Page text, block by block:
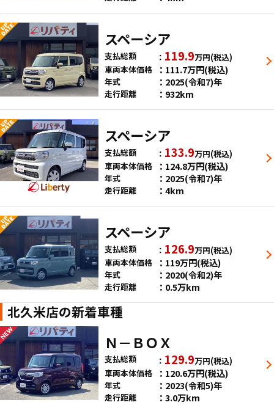
スペーシア
支払総額 119.9万円(税込)
車両本体価格
111.7万円(税込)
年式 2025(令和7)年
走行距離 932km
スペーシア
支払総額 133.9万円(税込)
車両本体価格
124.8万円(税込)
年式 2025(令和7)年
走行距離 4km
スペーシア
支払総額 126.9万円(税込)
車両本体価格
119万円(税込)
年式 2020(令和2)年
走行距離 0.5万km
北久米店の新着車種
Ｎ－ＢＯＸ
支払総額 129.9万円(税込)
車両本体価格
120.6万円(税込)
年式 2023(令和5)年
走行距離 3.0万km